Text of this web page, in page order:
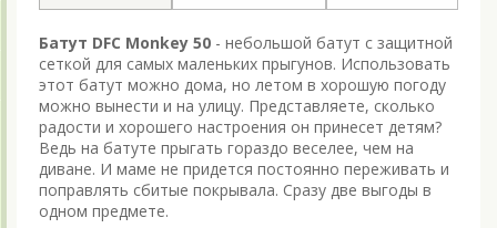
Батут DFC Monkey 50 - небольшой батут с защитной
сеткой для самых маленьких прыгунов. Использовать
этот батут можно дома, но летом в хорошую погоду
можно вынести и на улицу. Представляете, сколько
радости и хорошего настроения он принесет детям?
Ведь на батуте прыгать гораздо веселее, чем на
диване. И маме не придется постоянно переживать и
поправлять сбитые покрывала. Сразу две выгоды в
одном предмете.